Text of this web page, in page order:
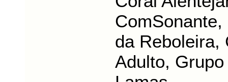
da Reboleira,
Adulto,